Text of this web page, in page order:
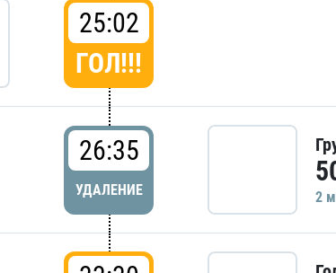
25:02
ГОЛ!!!
26:35
УДАЛЕНИЕ 2